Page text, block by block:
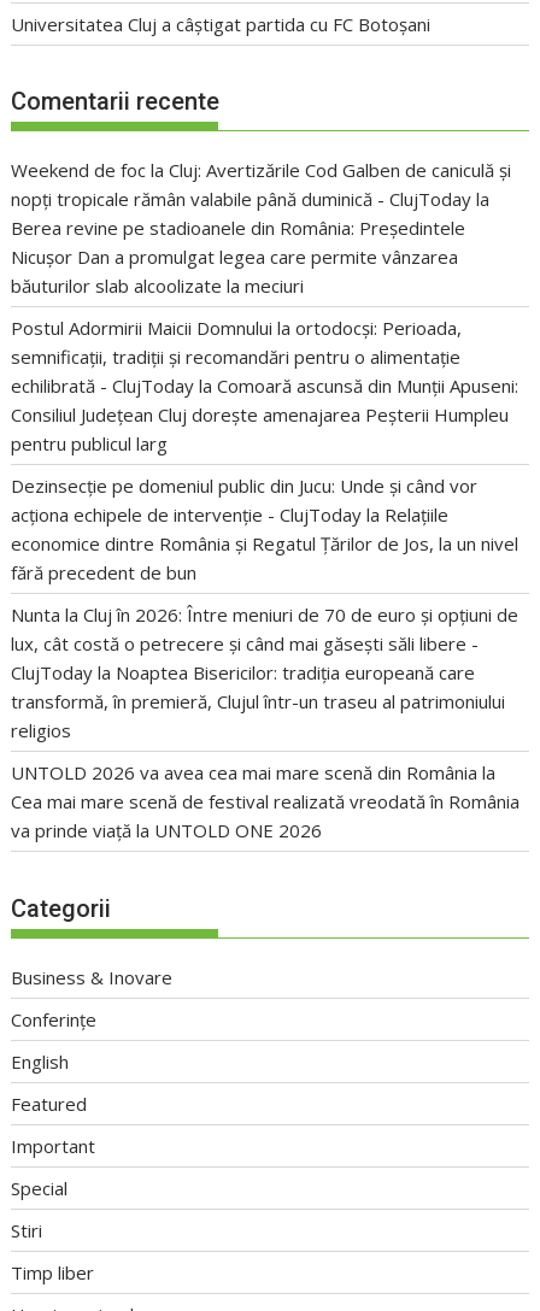
Universitatea Cluj a câștigat partida cu FC Botoșani
Comentarii recente
Weekend de foc la Cluj: Avertizările Cod Galben de caniculă și
nopți tropicale rămân valabile până duminică - ClujToday la
Berea revine pe stadioanele din România: Președintele
Nicușor Dan a promulgat legea care permite vânzarea
băuturilor slab alcoolizate la meciuri
Postul Adormirii Maicii Domnului la ortodocși: Perioada,
semnificații, tradiții și recomandări pentru o alimentație
echilibrată - ClujToday laComoară ascunsă din Munții Apuseni:
Consiliul Județean Cluj dorește amenajarea Peșterii Humpleu
pentru publicul larg
Dezinsecție pe domeniul public din Jucu: Unde și când vor
acționa echipele de intervenție - ClujToday la Relațiile
economice dintre România și Regatul Țărilor de Jos, la un nivel
fără precedent de bun
Nunta la Cluj în 2026: Între meniuri de 70 de euro și opțiuni de
lux, cât costă o petrecere și când mai găsești săli libere -
ClujToday la Noaptea Bisericilor: tradiția europeană care
transformă, în premieră, Clujul într-un traseu al patrimoniului
religios
UNTOLD 2026 va avea cea mai mare scenă din România la
Cea mai mare scenă de festival realizată vreodată în România
va prinde viață la UNTOLD ONE 2026
Categorii
Business & Inovare
Conferințe
English
Featured
Important
Special
Stiri
Timp liber